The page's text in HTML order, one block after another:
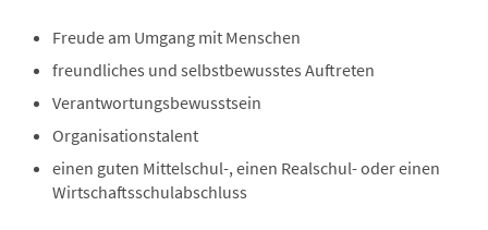
Freude am Umgang mit Menschen
freundliches und selbstbewusstes Auftreten
Verantwortungsbewusstsein
Organisationstalent
einen guten Mittelschul-, einen Realschul- oder einen
Wirtschaftsschulabschluss